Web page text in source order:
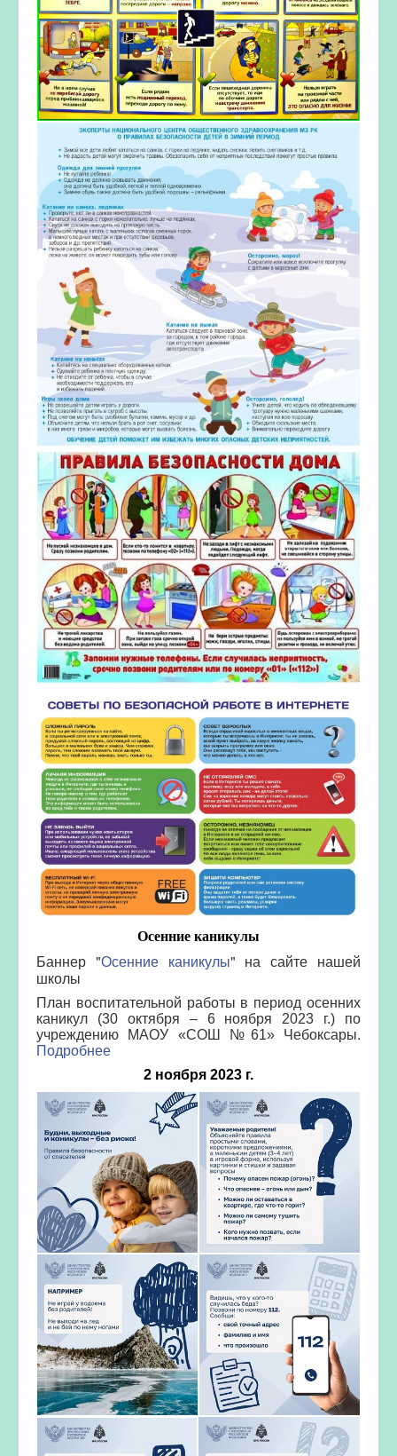
Осенние каникулы
Баннер "Осенние каникулы" на сайте нашей
школы
План воспитательной работы в период осенних
каникул (30 октября – 6 ноября 2023 г.) по
учреждению МАОУ «СОШ №61» Чебоксары.
Подробнее
2 ноября 2023 г.